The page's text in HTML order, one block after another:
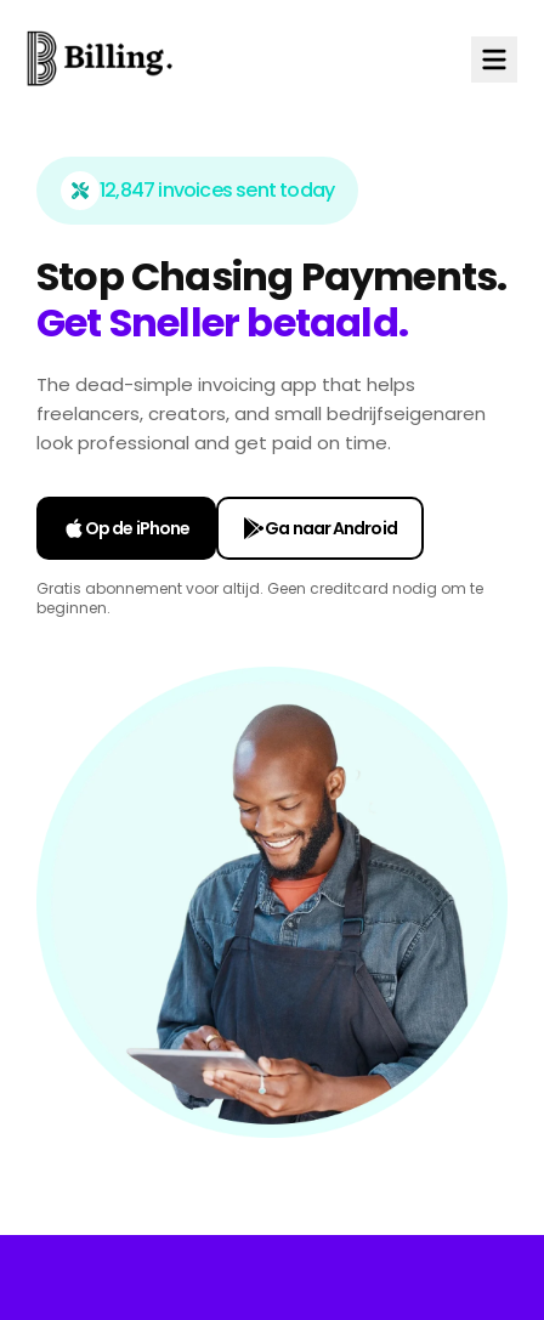
12,847 invoices sent today
Stop Chasing Payments.
Get Sneller betaald.
The dead-simple invoicing app that helps
freelancers, creators, and small bedrijfseigenaren
look professional and get paid on time.
Op de iPhone Ga naar Android
Gratis abonnement voor altijd. Geen creditcard nodig om te
beginnen.